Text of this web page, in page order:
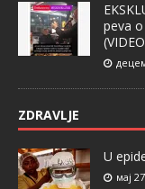
peva
ZDRAVLJE
U
мај